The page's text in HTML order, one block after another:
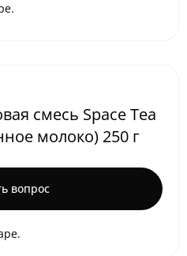
смесь Space Tea
молоко) 250 г
вопрос